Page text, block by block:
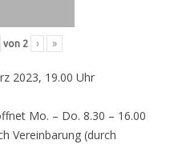
von 2 › »
2023, 19.00 Uhr
Mo. – Do. 8.30 – 16.00
Vereinbarung (durch